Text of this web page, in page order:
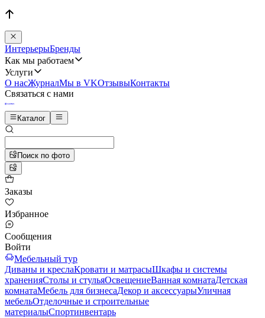
ИнтерьерыБренды
Как мы работаем
Услуги
О насЖурналМы в VKОтзывыКонтакты
Связаться с нами
Каталог
Поиск по фото
Заказы
Избранное
Сообщения
Войти
Мебельный тур
Диваны и креслаКровати и матрасыШкафы и системы
храненияСтолы и стульяОсвещениеВанная комнатаДетская
комнатаМебель для бизнесаДекор и аксессуарыУличная
мебельОтделочные и строительные
материалыСпортинвентарь